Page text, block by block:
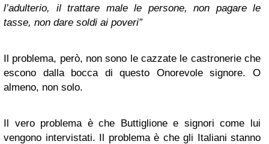
l’adulterio, il trattare male le persone, non pagare le
tasse, non dare soldi ai poveri”
Il problema, però, non sono le cazzate le castronerie che
escono dalla bocca di questo Onorevole signore. O
almeno, non solo.
Il vero problema è che Buttiglione e signori come lui
vengono intervistati. Il problema è che gli Italiani stanno